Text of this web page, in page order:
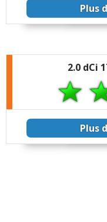
Plus
2.0 dCi
Plus